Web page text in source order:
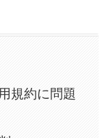
規約に問題